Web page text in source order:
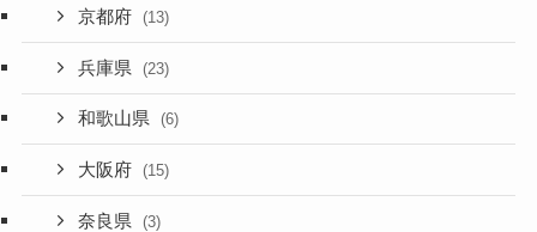
京都府 (13)
兵庫県 (23)
和歌山県 (6)
大阪府 (15)
奈良県 (3)